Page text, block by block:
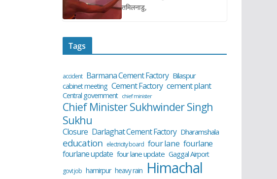
तमिलनाडु,
Tags
accident Barmana Cement Factory Bilaspur
cabinet meeting Cement Factory cement plant
Central government chief minister
Chief Minister Sukhwinder Singh
Sukhu
Closure Darlaghat Cement Factory Dharamshala
education electricity board four lane fourlane
fourlane update four lane update Gaggal Airport
govt job hamirpur heavy rain Himachal